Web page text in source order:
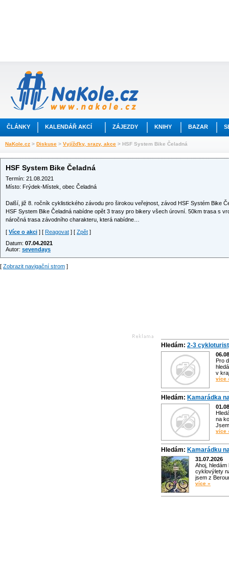
ČLÁNKY KALENDÁŘ AKCÍ ZÁJEZDY KNIHY BAZAR
NaKole.cz > Diskuse > Vyjížďky, srazy, akce > HSF System Bike Čeladná
HSF System Bike Čeladná
Termín: 21.08.2021
Místo: Frýdek-Místek, obec Čeladná
Další, již 8. ročník cyklistického závodu pro širokou veřejnost, závod HSF Systém Bike
HSF System Bike Čeladná nabídne opět 3 trasy pro bikery všech úrovní. 50km trasa s
náročná trasa závodního charakteru, která nabídne…
[ Více o akci ] [ Reagovat ] [ Zpět ]
Datum: 07.04.2021
Autor: sevendays
[ Zobrazit navigační strom ]
Hledám: 2-3
Pro
v
více
Hledám: Kamarádka
na
více
Hledám: Kamarádku
31.07.2026
Ahoj,
cyklovýlety
jsem z
více »